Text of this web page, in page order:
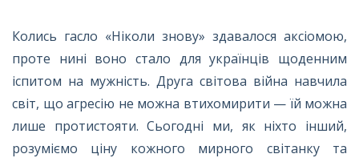
Колись гасло «Ніколи знову» здавалося аксіомою,
проте нині воно стало для українців щоденним
іспитом на мужність. Друга світова війна навчила
світ, що агресію не можна втихомирити — їй можна
лише протистояти. Сьогодні ми, як ніхто інший,
розуміємо ціну кожного мирного світанку та